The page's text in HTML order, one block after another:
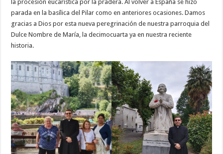
la procesión eucarística por la pradera. Al volver a España se hizo
parada en la basílica del Pilar como en anteriores ocasiones. Damos
gracias a Dios por esta nueva peregrinación de nuestra parroquia del
Dulce Nombre de María, la decimocuarta ya en nuestra reciente
historia.